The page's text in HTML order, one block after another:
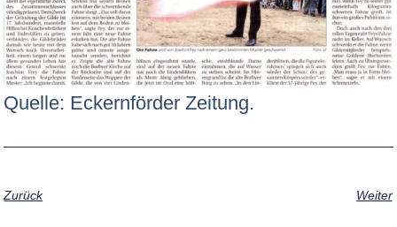
Quelle: Eckernförder Zeitung.
Zurück Weiter